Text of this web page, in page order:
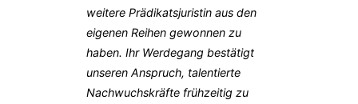
weitere Prädikatsjuristin aus den
eigenen Reihen gewonnen zu
haben. Ihr Werdegang bestätigt
unseren Anspruch, talentierte
Nachwuchskräfte frühzeitig zu